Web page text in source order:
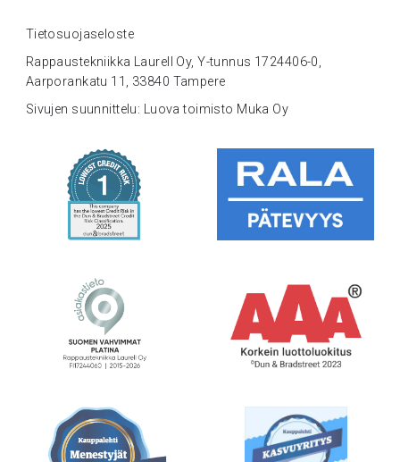
Tietosuojaseloste
Rappaustekniikka Laurell Oy, Y-tunnus 1724406-0,
Aarporankatu 11, 33840 Tampere
Sivujen suunnittelu: Luova toimisto Muka Oy